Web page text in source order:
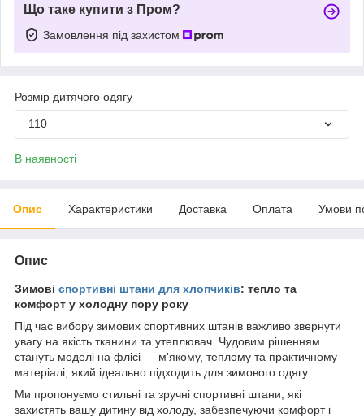
Що таке купити з Пром?
Замовлення під захистом
Розмір дитячого одягу
110
В наявності
Опис Характеристики Доставка Оплата Умови
Опис
Зимові спортивні штани для хлопчиків: тепло та
комфорт у холодну пору року
Під час вибору зимових спортивних штанів важливо звернути
увагу на якість тканини та утеплювач. Чудовим рішенням
стануть моделі на флісі — м'якому, теплому та практичному
матеріалі, який ідеально підходить для зимового одягу.
Ми пропонуємо стильні та зручні спортивні штани, які
захистять вашу дитину від холоду, забезпечуючи комфорт і